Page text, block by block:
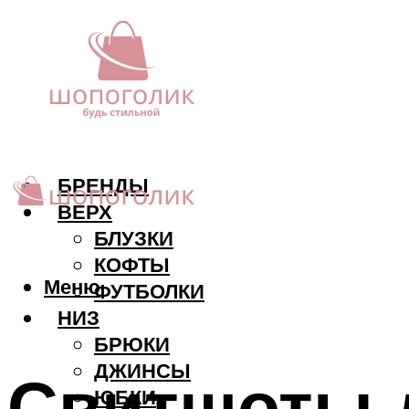
БРЕНДЫ
ВЕРХ
БЛУЗКИ
КОФТЫ
ФУТБОЛКИ
НИЗ
БРЮКИ
ДЖИНСЫ
ЮБКИ
Меню